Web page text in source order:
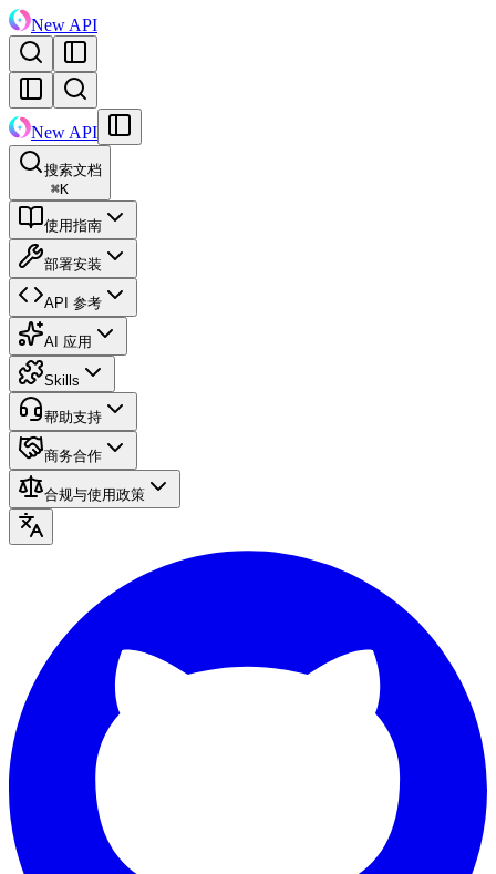
New API
New API
搜索文档
⌘K
使用指南
部署安装
API 参考
AI 应用
Skills
帮助支持
商务合作
合规与使用政策